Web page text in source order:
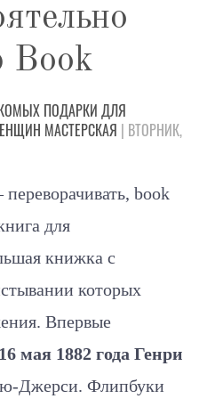
Book
ПОДАРКИ ДЛЯ
МАСТЕРСКАЯ | ВТОРНИК,
book
для
книжка с
которых
Впервые
мая 1882 года Генри
Джерси. Флипбуки